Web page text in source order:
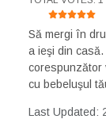
Să mergi în
a ieşi din
corespunzător
cu bebeluşul
Last Updated: